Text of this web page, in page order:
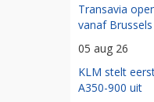
Transavia
vanaf
05 aug 26
KLM stelt
A350-900 uit